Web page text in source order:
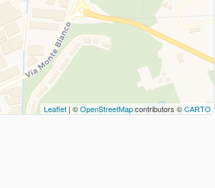
Leaflet | ©OpenStreetMapcontributors ©CARTO